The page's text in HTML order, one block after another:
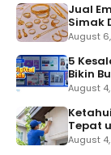
Jual
Simak
August
5
Bikin
August
Tepat
August